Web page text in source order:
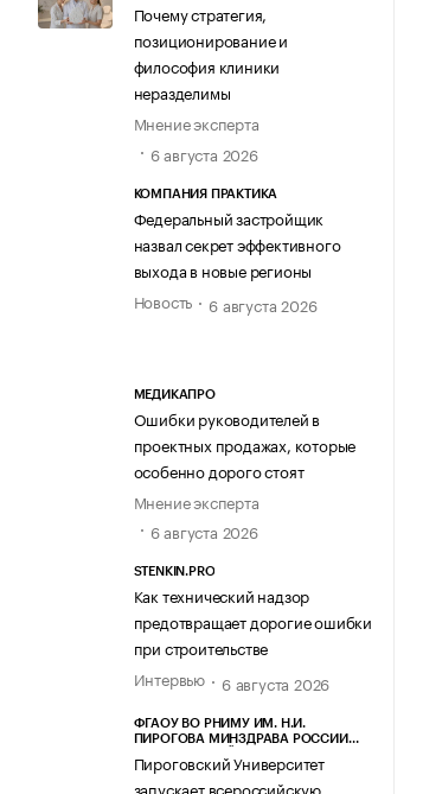
Почему стратегия,
позиционирование и
философия клиники
неразделимы
Мнение эксперта
6 августа 2026
КОМПАНИЯ ПРАКТИКА
Федеральный застройщик
назвал секрет эффективного
выхода в новые регионы
Новость
6 августа 2026
МЕДИКАПРО
Ошибки руководителей в
проектных продажах, которые
особенно дорого стоят
Мнение эксперта
6 августа 2026
STENKIN.PRO
Как технический надзор
предотвращает дорогие ошибки
при строительстве
Интервью
6 августа 2026
ФГАОУ ВО РНИМУ ИМ. Н.И.
ПИРОГОВА МИНЗДРАВА РОССИИ
Пироговский Университет
запускает всероссийскую